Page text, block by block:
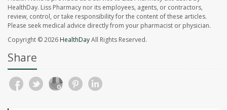
HealthDay. Liss Pharmacy nor its employees, agents, or contractors,
review, control, or take responsibility for the content of these articles.
Please seek medical advice directly from your pharmacist or physician.
Copyright © 2026HealthDayAll Rights Reserved.
Share